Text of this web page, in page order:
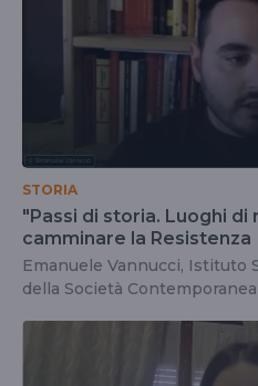
STORIA
"Passi di storia. Luoghi
camminare la Resistenza
Emanuele Vannucci, Istituto
della Società